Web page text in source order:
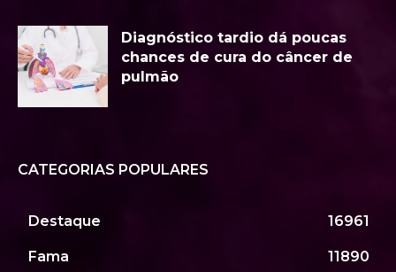
Diagnóstico tardio dá poucas
chances de cura do câncer de
pulmão
CATEGORIAS POPULARES
Destaque 16961
Fama 11890